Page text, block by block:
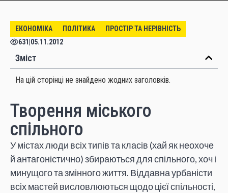
ЕКОНОМІКА ПОЛІТИКА
ПРОСТІР ТА НЕРІВНІСТЬ
631 05.11.2012
Зміст
На цій сторінці не знайдено жодних заголовків.
Творення міського
спільного
У містах люди всіх типів та класів (хай як неохоче
й антагоністично) збираються для спільного, хоч і
минущого та змінного життя. Віддавна урбаністи
всіх мастей висловлюються щодо цієї спільності,